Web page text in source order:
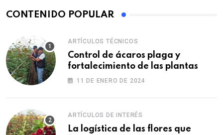
CONTENIDO POPULAR
ARTÍCULOS TÉCNICOS
Control de ácaros plaga y
fortalecimiento de las plantas
11 DE ENERO DE 2024
ARTÍCULOS DE INTERÉS
La logística de las flores que